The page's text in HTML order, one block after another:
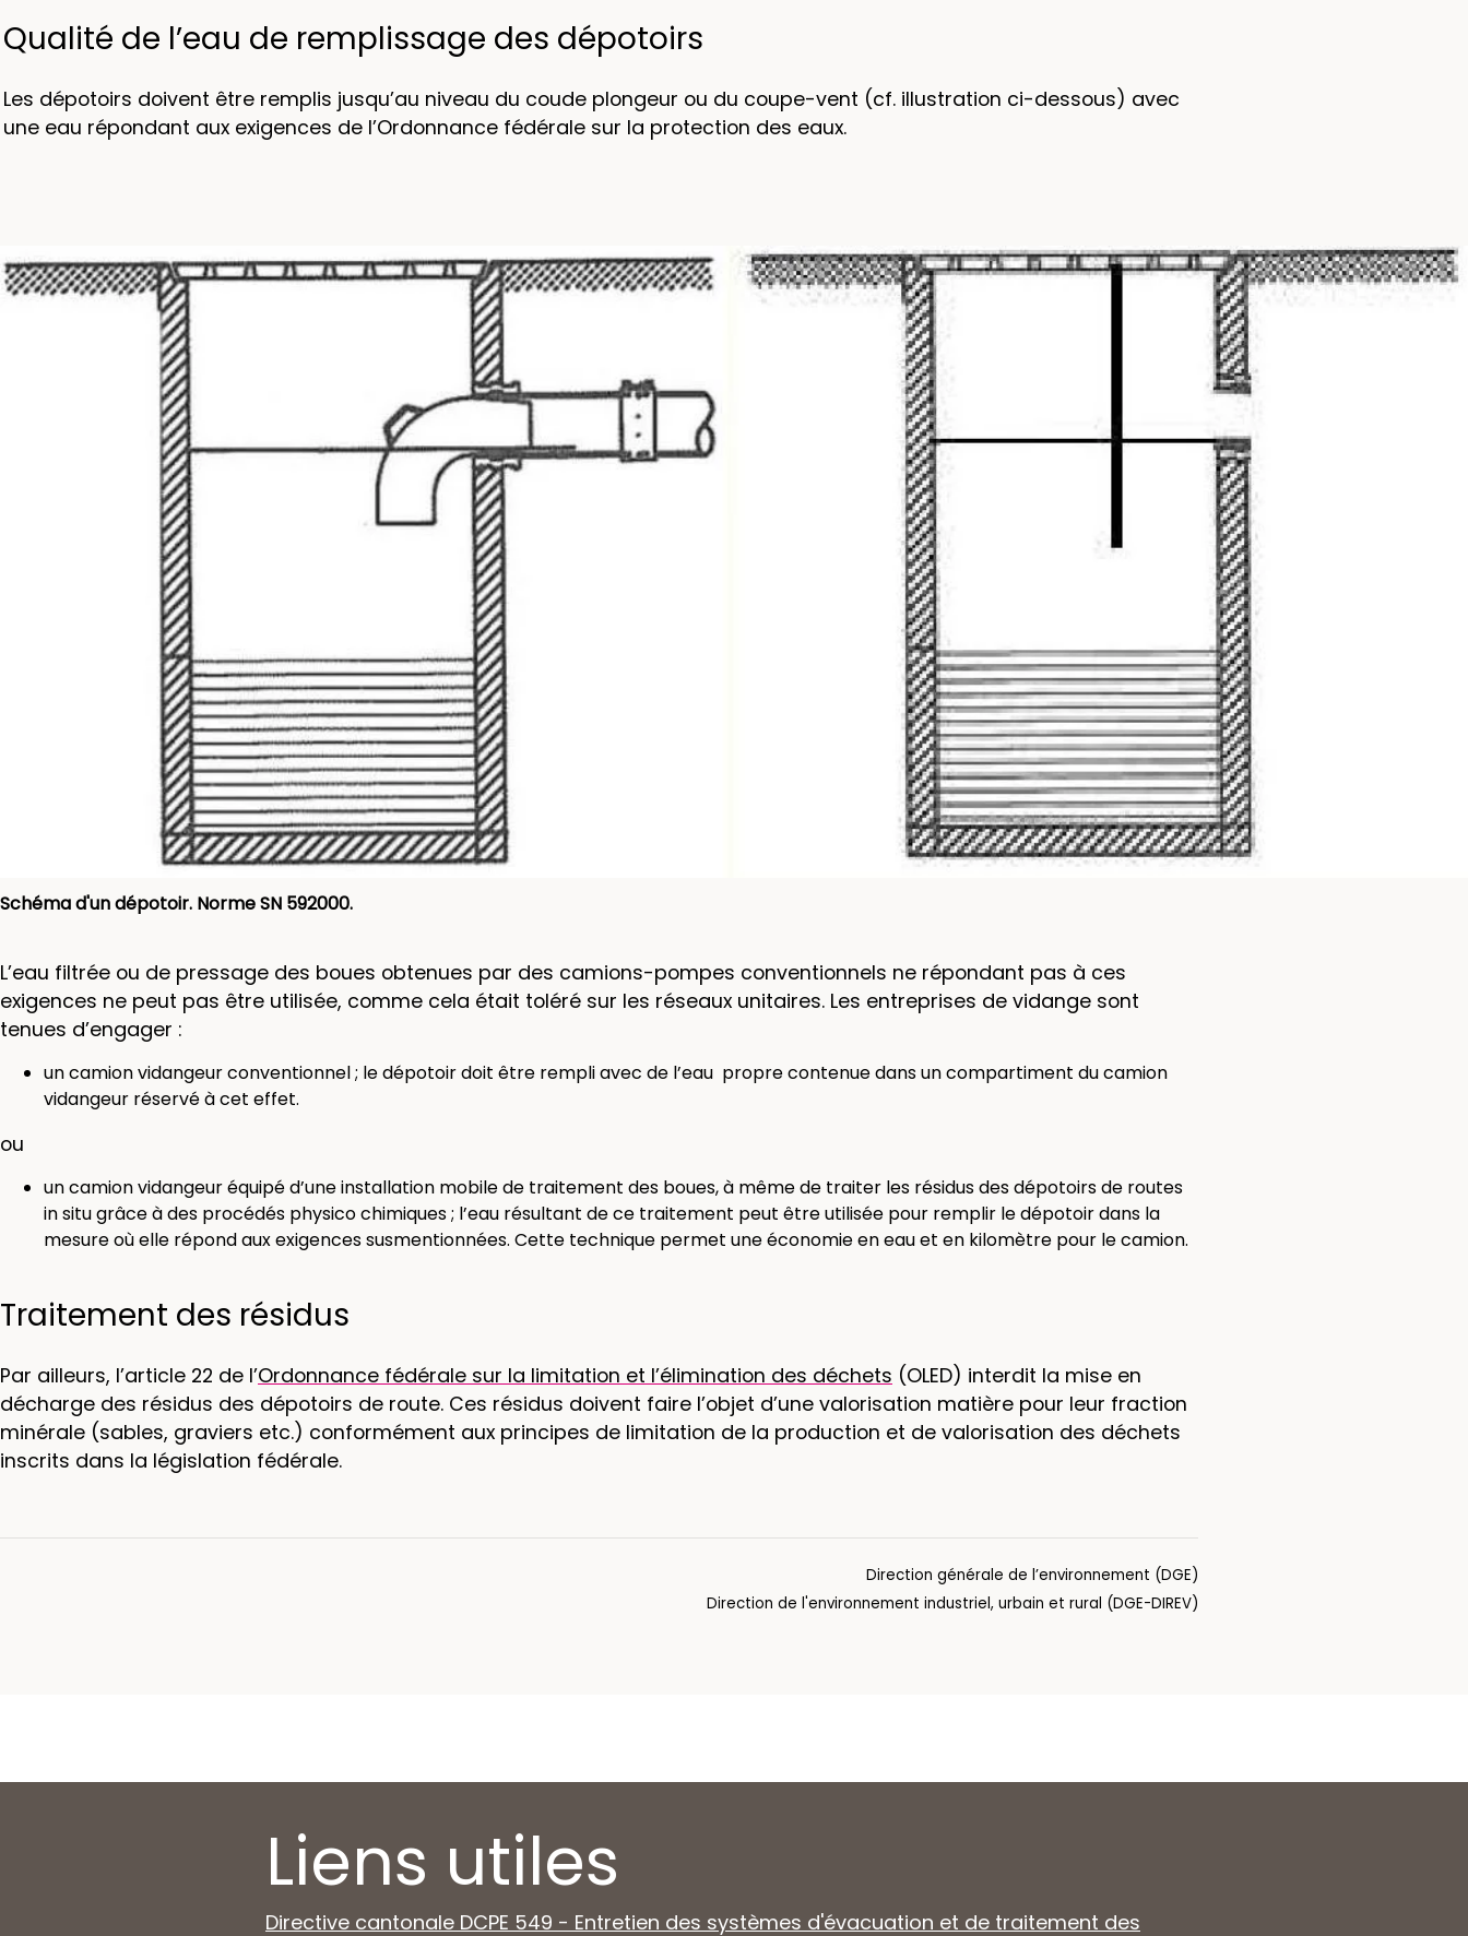
Qualité de l’eau de remplissage des dépotoirs
Les dépotoirs doivent être remplis jusqu’au niveau du coude plongeur ou du coupe-vent (cf. illustration ci-dessous) avec
une eau répondant aux exigences de l’Ordonnance fédérale sur la protection des eaux.
Schéma d'un dépotoir. Norme SN 592000.
L’eau filtrée ou de pressage des boues obtenues par des camions-pompes conventionnels ne répondant pas à ces
exigences ne peut pas être utilisée, comme cela était toléré sur les réseaux unitaires. Les entreprises de vidange sont
tenues d’engager :
un camion vidangeur conventionnel ; le dépotoir doit être rempli avec de l’eau propre contenue dans un compartiment du camion
vidangeur réservé à cet effet.
ou
un camion vidangeur équipé d’une installation mobile de traitement des boues, à même de traiter les résidus des dépotoirs de routes
in situ grâce à des procédés physico chimiques ; l’eau résultant de ce traitement peut être utilisée pour remplir le dépotoir dans la
mesure où elle répond aux exigences susmentionnées. Cette technique permet une économie en eau et en kilomètre pour le camion.
Traitement des résidus
Par ailleurs, l’article 22 de l’Ordonnance fédérale sur la limitation et l’élimination des déchets (OLED) interdit la mise en
décharge des résidus des dépotoirs de route. Ces résidus doivent faire l’objet d’une valorisation matière pour leur fraction
minérale (sables, graviers etc.) conformément aux principes de limitation de la production et de valorisation des déchets
inscrits dans la législation fédérale.
Direction générale de l’environnement (DGE)
Direction de l'environnement industriel, urbain et rural (DGE-DIREV)
Liens utiles
Directive cantonale DCPE 549 - Entretien des systèmes d'évacuation et de traitement des